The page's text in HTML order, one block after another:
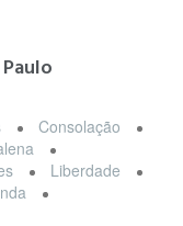
Consolação
Liberdade